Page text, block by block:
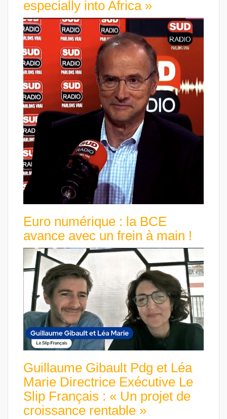
especially into Africa »
Euro numérique : la BCE
avance avec un frein à main !
Guillaume Gibault Pdg et Léa
Marie Directrice Exécutive Le
Slip Français : « Un projet de
croissance rentable »